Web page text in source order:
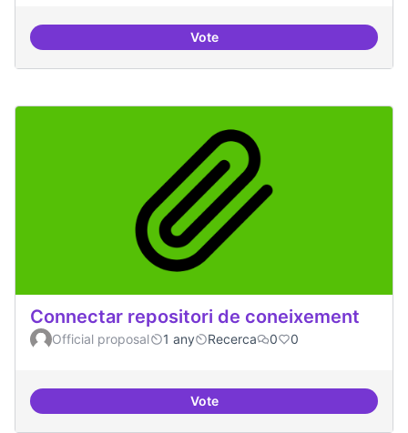
VoteTemes: Intel·ligència artificial
Connectar repositori de coneixement
Official proposal 1 any Recerca 0 0
VoteConnectar repositori de